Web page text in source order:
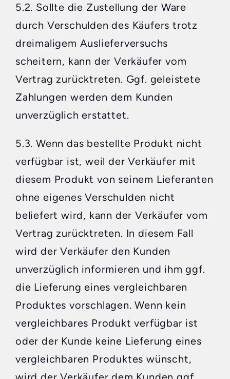
5.2. Sollte die Zustellung der Ware
durch Verschulden des Käufers trotz
dreimaligem Auslieferversuchs
scheitern, kann der Verkäufer vom
Vertrag zurücktreten. Ggf. geleistete
Zahlungen werden dem Kunden
unverzüglich erstattet.
5.3. Wenn das bestellte Produkt nicht
verfügbar ist, weil der Verkäufer mit
diesem Produkt von seinem Lieferanten
ohne eigenes Verschulden nicht
beliefert wird, kann der Verkäufer vom
Vertrag zurücktreten. In diesem Fall
wird der Verkäufer den Kunden
unverzüglich informieren und ihm ggf.
die Lieferung eines vergleichbaren
Produktes vorschlagen. Wenn kein
vergleichbares Produkt verfügbar ist
oder der Kunde keine Lieferung eines
vergleichbaren Produktes wünscht,